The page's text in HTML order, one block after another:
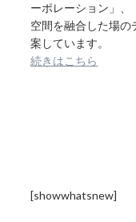
ーポレーション」
空間を融合した場の
案しています。
続きはこちら
[showwhatsnew]